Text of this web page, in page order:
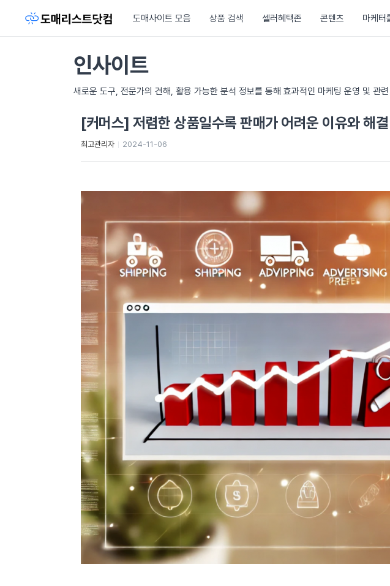
도매사이트 모음 상품 검색 셀러혜택존 콘텐츠 마케터
인사이트
새로운 도구, 전문가의 견해, 활용 가능한 분석 정보를 통해 효과적인 마케팅 운영 및 관
[커머스] 저렴한 상품일수록 판매가 어려운 이유와 해
최고관리자 2024-11-06